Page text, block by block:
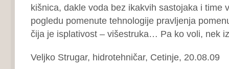
kišnica, dakle voda bez ikakvih sastojaka i time
pogledu pomenute tehnologije pravljenja
čija je isplativost – višestruka… Pa ko voli, nek
Veljko Strugar, hidrotehničar, Cetinje, 20.08.09